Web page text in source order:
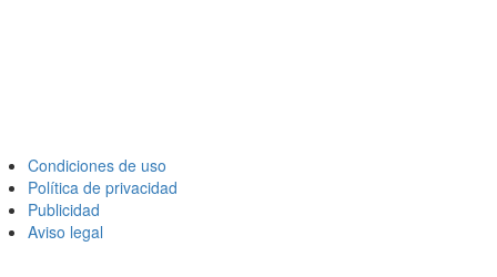
Condiciones de uso
Política de privacidad
Publicidad
Aviso legal